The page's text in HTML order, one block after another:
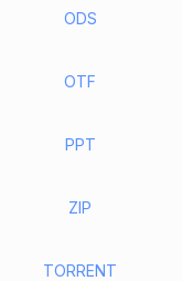
ODS
OTF
PPT
ZIP
TORRENT